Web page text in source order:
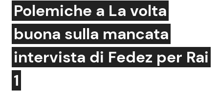
News e Cronaca
Attualità Italiana
Dal Mondo
Gossip e TV
Bellezze VIP
Polemiche a La volta
buona sulla mancata
intervista di Fedez per Rai
1